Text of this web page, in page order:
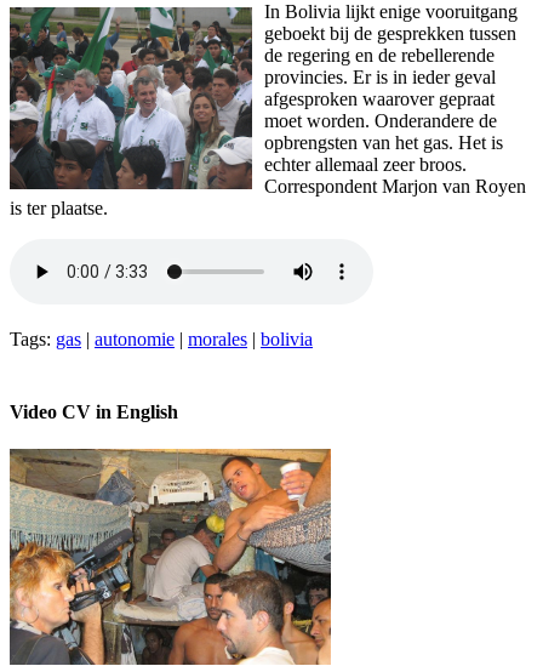
In Bolivia lijkt enige vooruitgang
geboekt bij de gesprekken tussen
de regering en de rebellerende
provincies. Er is in ieder geval
afgesproken waarover gepraat
moet worden. Onderandere de
opbrengsten van het gas. Het is
echter allemaal zeer broos.
Correspondent Marjon van Royen
is ter plaatse.
Tags: gas | autonomie | morales | bolivia
Video CV in English